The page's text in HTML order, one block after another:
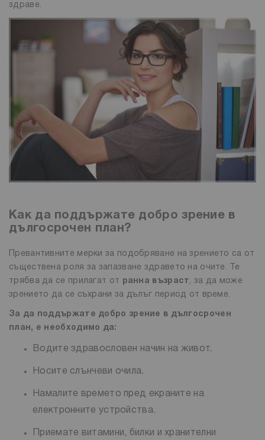
здраве.
Как да поддържате добро зрение в
дългосрочен план?
Превантивните мерки за подобряване на зрението са от
съществена роля за запазване здравето на очите. Те
трябва да се прилагат от
ранна възраст, за да може
зрението да се съхрани за дълъг период от време.
За да поддържате добро зрение в дългосрочен
план, е необходимо да:
Водите здравословен начин на живот.
Носите слънчеви очила.
Намалите времето пред екраните на
електронните устройства.
Приемате витамини, билки и хранителни